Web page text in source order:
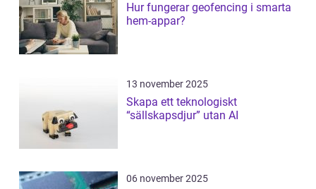
Hur fungerar geofencing i smarta
hem-appar?
13 november 2025
Skapa ett teknologiskt
“sällskapsdjur” utan AI
06 november 2025